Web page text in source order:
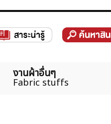
งานผ้าอื่นๆ
Fabric stuffs